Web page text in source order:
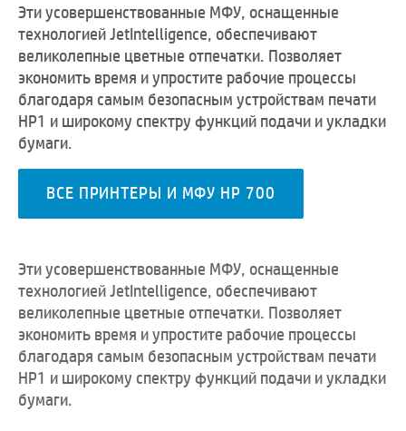
Эти усовершенствованные МФУ, оснащенные
технологией JetIntelligence, обеспечивают
великолепные цветные отпечатки. Позволяет
экономить время и упростите рабочие процессы
благодаря самым безопасным устройствам печати
HP1 и широкому спектру функций подачи и укладки
бумаги.
ВСЕ ПРИНТЕРЫ И МФУ HP 700
Эти усовершенствованные МФУ, оснащенные
технологией JetIntelligence, обеспечивают
великолепные цветные отпечатки. Позволяет
экономить время и упростите рабочие процессы
благодаря самым безопасным устройствам печати
HP1 и широкому спектру функций подачи и укладки
бумаги.